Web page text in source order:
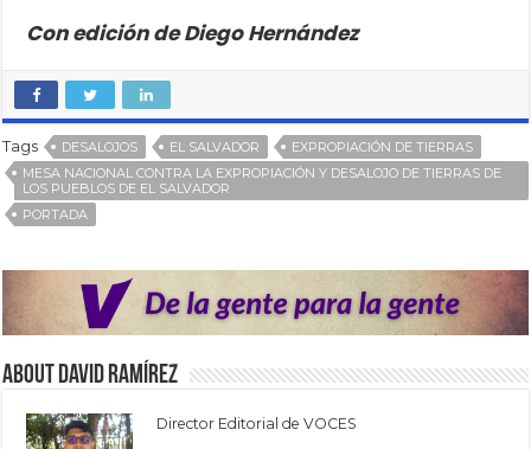
Con edición de Diego Hernández
Tags DESALOJOS EL SALVADOR
EXPROPIACIÓN DE TIERRAS
MESA NACIONAL CONTRA LA EXPROPIACIÓN Y DESALOJO DE TIERRAS DE
LOS PUEBLOS DE EL SALVADOR
PORTADA
About David Ramírez
Director Editorial de VOCES